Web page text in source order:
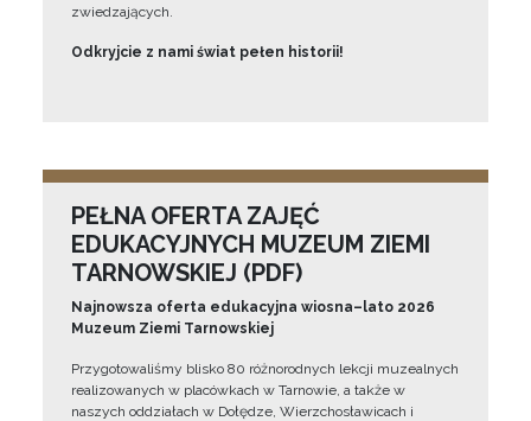
zwiedzających.
Odkryjcie z nami świat pełen historii!
PEŁNA OFERTA ZAJĘĆ
EDUKACYJNYCH MUZEUM ZIEMI
TARNOWSKIEJ (PDF)
Najnowsza oferta edukacyjna wiosna–lato 2026
Muzeum Ziemi Tarnowskiej
Przygotowaliśmy blisko 80 różnorodnych lekcji muzealnych
realizowanych w placówkach w Tarnowie, a także w
naszych oddziałach w Dołędze, Wierzchosławicach i